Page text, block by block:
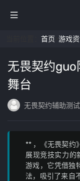
首页 游戏
无畏契约
舞台
无畏契约辅助测
** ，《无畏契约
展现竞技实力的
游戏，它凭借独
法，吸引了来自